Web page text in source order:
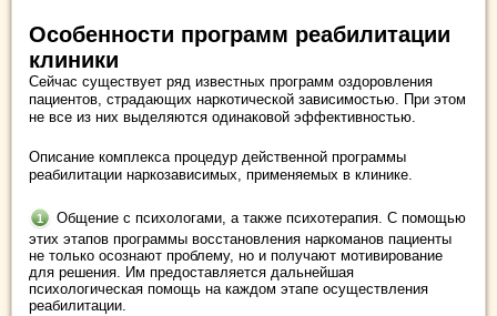
Особенности программ реабилитации
клиники
Сейчас существует ряд известных программ оздоровления
пациентов, страдающих наркотической зависимостью. При этом
не все из них выделяются одинаковой эффективностью.
Описание комплекса процедур действенной программы
реабилитации наркозависимых, применяемых в клинике.
Общение с психологами, а также психотерапия. С помощью
этих этапов программы восстановления наркоманов пациенты
не только осознают проблему, но и получают мотивирование
для решения. Им предоставляется дальнейшая
психологическая помощь на каждом этапе осуществления
реабилитации.